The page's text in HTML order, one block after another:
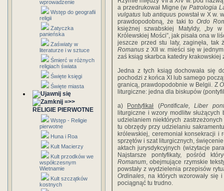
wprowadzenie
Wstęp do geografii
religii
Zatyczka
panieńska
Zaświaty w
literaturze i w sztuce
Śmierć w różnych
religiach świata
Święte księgi
Święte miasta
=>>
RELIGIE PIERWOTNE
Wstęp - Religie
pierwotne
Huna i Roa
Kult Macierzy
Kult przodków we
współczesnym
Wietnamie
Kult szczątków
kostnych
a przedrukował Migne (wPatrologia
vulgatus lubantiquus powstał w X w.
prawdopodobną, że taki toOrdo
księżnej szwabskiej Matyldy, „by
Królewskiej Mości”, jak pisała ona w
jeszcze przed stu laty, zaginęła,
Romanus z XII w. mieści się w
zaś ksiąg skarbca katedry krakowskiej
Jedna z tych ksiąg dochowała się
pochodzi z końca XI lub samego
granicą, prawdopodobnie w Belgii. Z
liturgiczne: jedna dla biskupów
a)
Pontyfikał (Pontificale, Liber
liturgiczne i wzory modlitw
udzielaniem niektórych
tu obrzędy przy udzielaniu
królewskiej, ceremoniał konsekracji i
sprzętów i szat liturgicznych,
aktach jurysdykcyjnych (wizytacje
Najstarsze pontyfikaty, pośród
Romanum, obejmujące rzymskie
powstały z wydzielenia przepisów
Ordinales, na których wzorowały się
pociągnąć tu trudno.